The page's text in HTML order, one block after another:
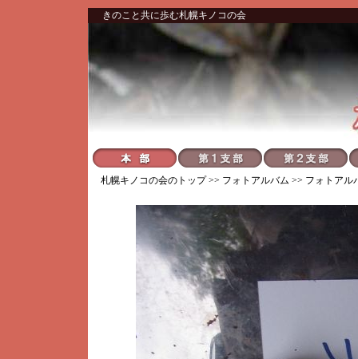
きのこと共に歩む札幌キノコの会
札幌キノコの会のトップ >> フォトアルバム >> フォトアル